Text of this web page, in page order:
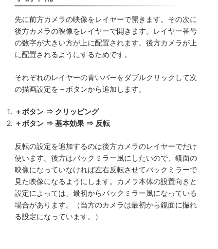
先に前方カメラの映像をレイヤーで開きます。その次に
後方カメラの映像をレイヤーで開きます。レイヤー番号
の数字が大きい方が上に配置されます。後方カメラが上
に配置されるようにするためです。
それぞれのレイヤーの青いバーをダブルクリックして次
の描画設定を＋ボタンから追加します。
＋ボタン ⇒ クリッピング
＋ボタン ⇒ 基本効果 ⇒ 反転
反転の設定を追加するのは後方カメラのレイヤーでだけ
使います。後方はバックミラー風にしたいので、鏡面の
映像になっていなければ左右反転させてバックミラーで
見た映像になるようにします。カメラ本体の設置向きと
設定によっては、最初からバックミラー風になっている
場合があります。（当方のカメラは最初から鏡面に撮れ
る設定になっています。）